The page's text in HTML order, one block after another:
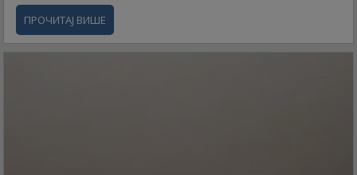
ПРОЧИТАЈ ВИШЕ